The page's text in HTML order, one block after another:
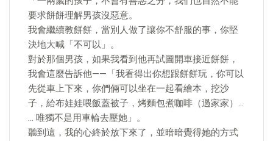
要求餅餅理解男孩沒惡意。
我會繼續教餅餅，當別人做了讓你不舒服的事，你堅
決地大喊「不可以」。
對於那個男孩，如果我看到他再試圖開車接近餅餅，
我會這麼告訴他——「我看得出你想跟餅餅玩，你可以
先從車上下來，你們倆可以坐在一起看繪本，挖沙
子，給布娃娃喂飯蓋被子，烤麵包煮咖啡（過家家）…
… 唯獨不是用車輪去壓她」。
聽到這，我的心終於放下來了，並暗暗覺得她的方式